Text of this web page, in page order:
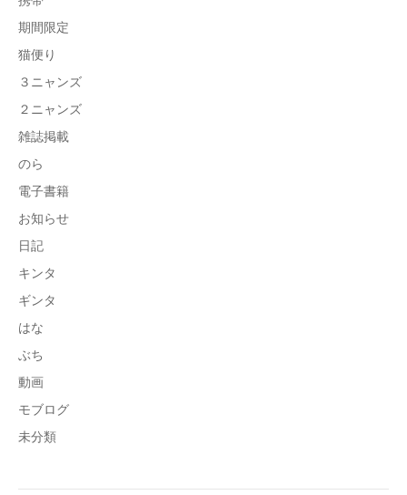
期間限定
猫便り
３ニャンズ
２ニャンズ
雑誌掲載
のら
電子書籍
お知らせ
日記
キンタ
ギンタ
はな
ぶち
動画
モブログ
未分類